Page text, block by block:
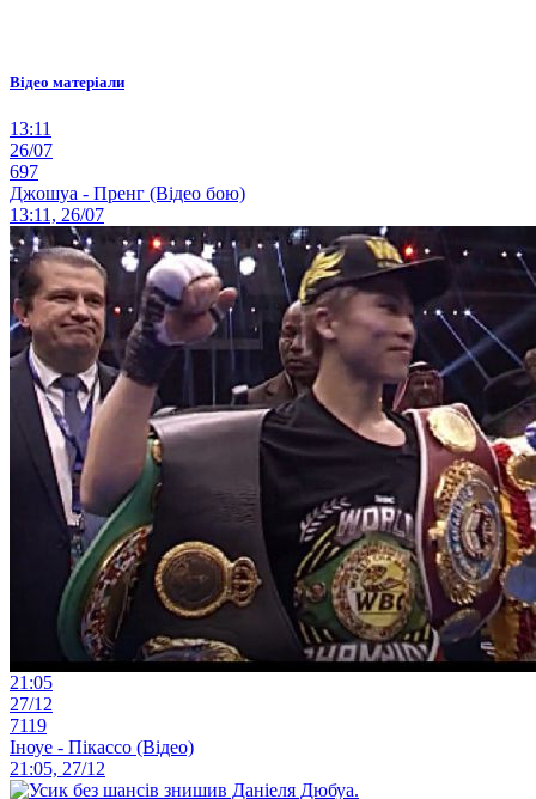
Відео матеріали
13:11
26/07
697
Джошуа - Пренг (Відео бою)
13:11, 26/07
21:05
27/12
7119
Іноуе - Пікассо (Відео)
21:05, 27/12